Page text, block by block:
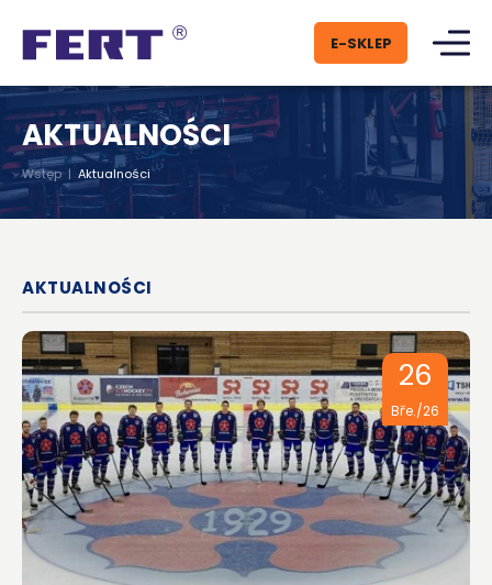
E-SKLEP
AKTUALNOŚCI
Wstęp| Aktualności
AKTUALNOŚCI
26
Bře./26